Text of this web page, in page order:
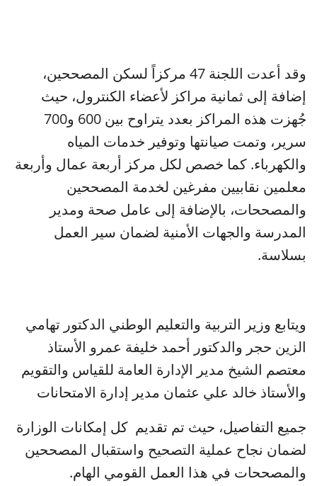
وقد أعدت اللجنة 47 مركزاً لسكن المصححين،
إضافة إلى ثمانية مراكز لأعضاء الكنترول، حيث
جُهزت هذه المراكز بعدد يتراوح بين 600 و700
سرير، وتمت صيانتها وتوفير خدمات المياه
والكهرباء. كما خصص لكل مركز أربعة عمال وأربعة
معلمين نقابيين مفرغين لخدمة المصححين
والمصححات، بالإضافة إلى عامل صحة ومدير
المدرسة والجهات الأمنية لضمان سير العمل
بسلاسة.
ويتابع وزير التربية والتعليم الوطني الدكتور تهامي
الزين حجر والدكتور أحمد خليفة عمرو الأستاذ
معتصم الشيخ مدير الإدارة العامة للقياس والتقويم
والأستاذ خالد علي عثمان مدير إدارة الامتحانات
جميع التفاصيل، حيث تم تقديم كل إمكانات الوزارة
لضمان نجاح عملية التصحيح واستقبال المصححين
والمصححات في هذا العمل القومي الهام.